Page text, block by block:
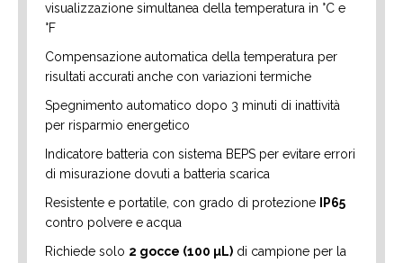
visualizzazione simultanea della temperatura in °C e
°F
Compensazione automatica della temperatura per
risultati accurati anche con variazioni termiche
Spegnimento automatico dopo 3 minuti di inattività
per risparmio energetico
Indicatore batteria con sistema BEPS per evitare errori
di misurazione dovuti a batteria scarica
Resistente e portatile, con grado di protezione
IP65
contro polvere e acqua
Richiede solo 2 gocce (100 µL) di campione per la